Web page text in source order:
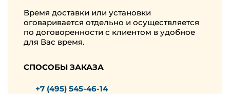
Время доставки или установки
оговаривается отдельно и осуществляется
по договоренности с клиентом в удобное
для Вас время.
СПОСОБЫ ЗАКАЗА
+7 (495) 545-46-14